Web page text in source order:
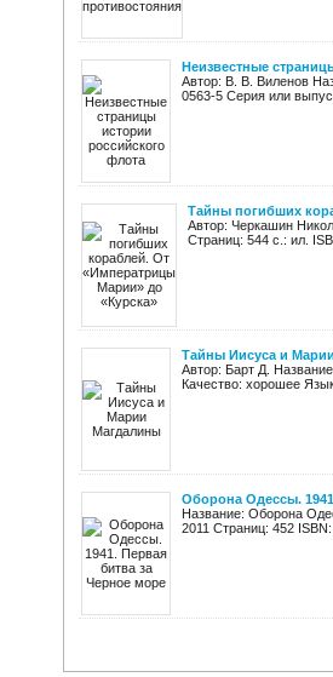
Неизвестные
Автор: В. В. Виленов
0563-5 Серия или
Тайны погибших
Автор: Черкашин
Страниц: 544 с.: ил.
Тайны Иисуса и
Автор: Барт Д.
Качество: хорошее
Оборона Одессы.
Название: Оборона
2011 Страниц: 452